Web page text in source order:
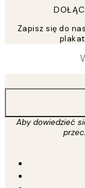
Zapisz się do
Aby dowiedzieć